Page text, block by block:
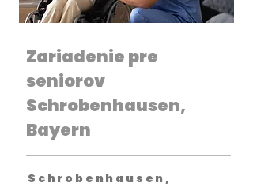
Zariadenie pre
seniorov
Schrobenhausen,
Bayern
Schrobenhausen,